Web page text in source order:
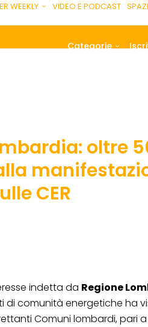
WEEKLY VIDEO E PODCAST
Categorie
oltre
CER
indetta da Regione
di comunità energetiche ha
Comuni lombardi, pari